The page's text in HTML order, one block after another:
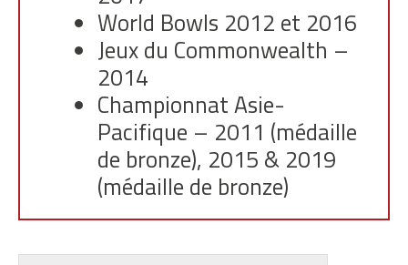
World Bowls 2012 et 2016
Jeux du Commonwealth –
2014
Championnat Asie-
Pacifique – 2011 (médaille
de bronze), 2015 & 2019
(médaille de bronze)